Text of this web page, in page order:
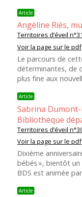
Article
Angéline Riès,
Territoires d’éveil
Voir la page sur le pdf
Le parcours de
déterminantes, de
plus fine aux
Article
Sabrina
Bibliothèque
Territoires d’éveil
Voir la page sur le pdf
Dixième
bébés », bientôt un
BDS est animée
Article